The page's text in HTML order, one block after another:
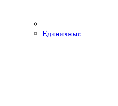
Единичные